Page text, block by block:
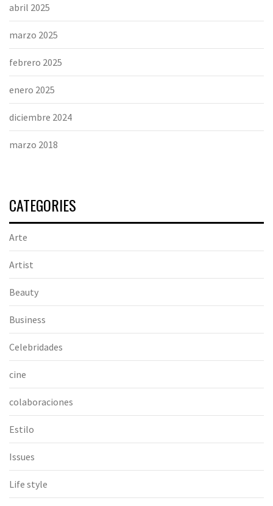
abril 2025
marzo 2025
febrero 2025
enero 2025
diciembre 2024
marzo 2018
CATEGORIES
Arte
Artist
Beauty
Business
Celebridades
cine
colaboraciones
Estilo
Issues
Life style